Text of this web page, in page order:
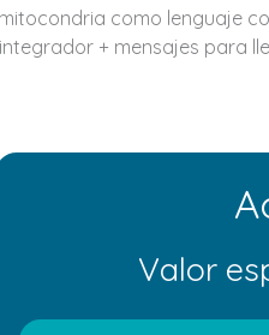
como lenguaje
+ mensajes para
Valor